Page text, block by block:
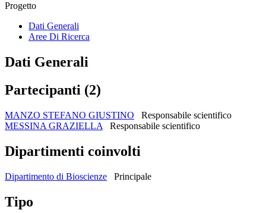
Progetto
Dati Generali
Aree Di Ricerca
Dati Generali
Partecipanti (2)
MANZO STEFANO GIUSTINO
Responsabile scientifico
MESSINA GRAZIELLA
Responsabile scientifico
Dipartimenti coinvolti
Dipartimento di Bioscienze Principale
Tipo